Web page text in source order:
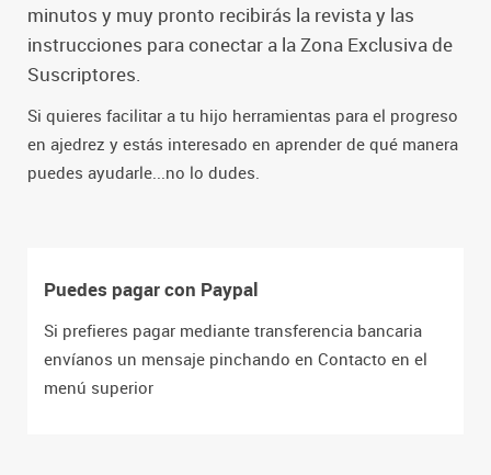
minutos y muy pronto recibirás la revista y las
instrucciones para conectar a la Zona Exclusiva de
Suscriptores.
Si quieres facilitar a tu hijo herramientas para el progreso
en ajedrez y estás interesado en aprender de qué manera
puedes ayudarle...no lo dudes.
Puedes pagar con Paypal
Si prefieres pagar mediante transferencia bancaria
envíanos un mensaje pinchando en Contacto en el
menú superior